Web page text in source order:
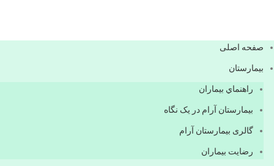
صفحه اصلی
بيمارستان
راهنماي بیماران
بیمارستان آرام در یک نگاه
گالری بیمارستان آرام
رضایت بیماران